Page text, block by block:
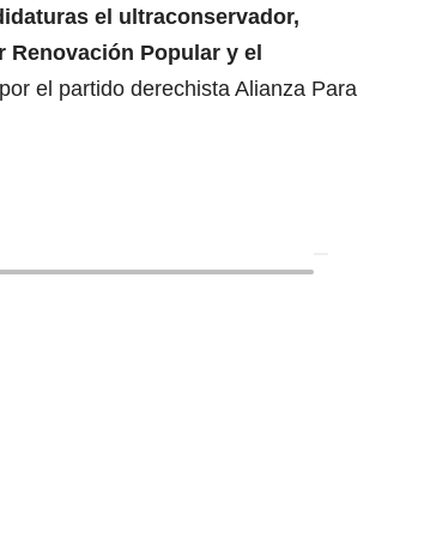
el ultraconservador,
Renovación Popular y el
el partido derechista Alianza Para